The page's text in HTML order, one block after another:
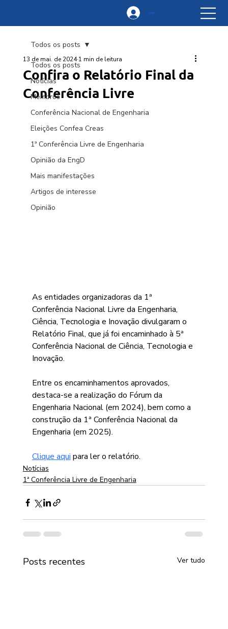
Login
Todos os posts
Notícias
Membros
Conferência Nacional de Engenharia
Eleições Confea Creas
1ª Conferência Livre de Engenharia
Opinião da EngD
Mais manifestações
Artigos de interesse
Opinião
Todos os posts
Confira o Relatório Final da
Conferência Livre
13 de mai. de 2024 1 min de leitura
As entidades organizadoras da 1ª
Conferência Nacional Livre da Engenharia,
Ciência, Tecnologia e Inovação divulgaram o
Relatório Final, que já foi encaminhado à 5ª
Conferência Nacional de Ciência, Tecnologia e
Inovação.
Entre os encaminhamentos aprovados,
destaca-se a realização do Fórum da
Engenharia Nacional (em 2024), bem como a
construção da 1ª Conferência Nacional da
Engenharia (em 2025).
Clique aqui para ler o relatório.
Notícias
1ª Conferência Livre de Engenharia
Posts recentes Ver tudo